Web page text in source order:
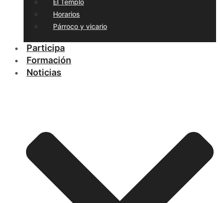
Horarios
Párroco y vicario
Participa
Formación
Noticias